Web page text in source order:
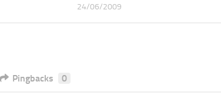
24/06/2009
Pingbacks 0